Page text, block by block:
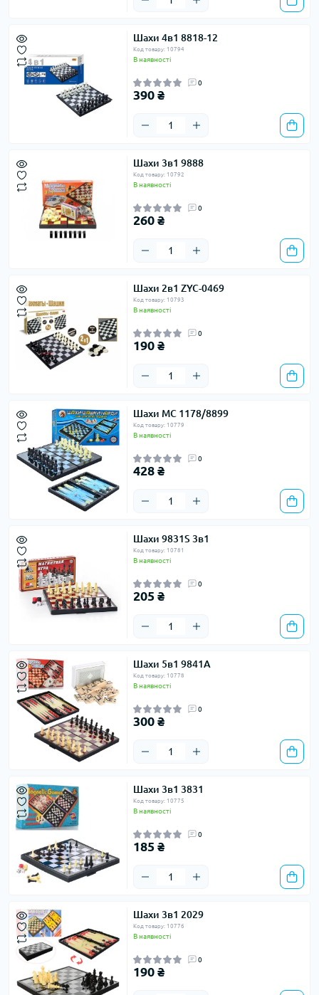
Шахи 4в1 8818-12
Код товару: 10794
В наявності
0
390 ₴
Шахи 3в1 9888
Код товару: 10792
В наявності
0
260 ₴
Шахи 2в1 ZYC-0469
Код товару: 10793
В наявності
0
190 ₴
Шахи MC 1178/8899
Код товару: 10779
В наявності
0
428 ₴
Шахи 9831S 3в1
Код товару: 10781
В наявності
0
205 ₴
Шахи 5в1 9841A
Код товару: 10778
В наявності
0
300 ₴
Шахи 3в1 3831
Код товару: 10775
В наявності
0
185 ₴
Шахи 3в1 2029
Код товару: 10776
В наявності
0
190 ₴